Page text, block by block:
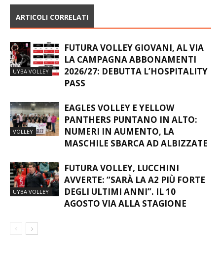
ARTICOLI CORRELATI
UYBA VOLLEY
FUTURA VOLLEY GIOVANI, AL VIA
LA CAMPAGNA ABBONAMENTI
2026/27: DEBUTTA L’HOSPITALITY
PASS
VOLLEY
EAGLES VOLLEY E YELLOW
PANTHERS PUNTANO IN ALTO:
NUMERI IN AUMENTO, LA
MASCHILE SBARCA AD ALBIZZATE
UYBA VOLLEY
FUTURA VOLLEY, LUCCHINI
AVVERTE: “SARÀ LA A2 PIÙ FORTE
DEGLI ULTIMI ANNI”. IL 10
AGOSTO VIA ALLA STAGIONE